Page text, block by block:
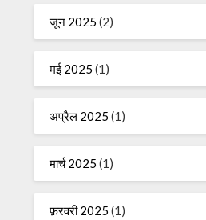
जून 2025 (2)
मई 2025 (1)
अप्रैल 2025 (1)
मार्च 2025 (1)
फ़रवरी 2025 (1)